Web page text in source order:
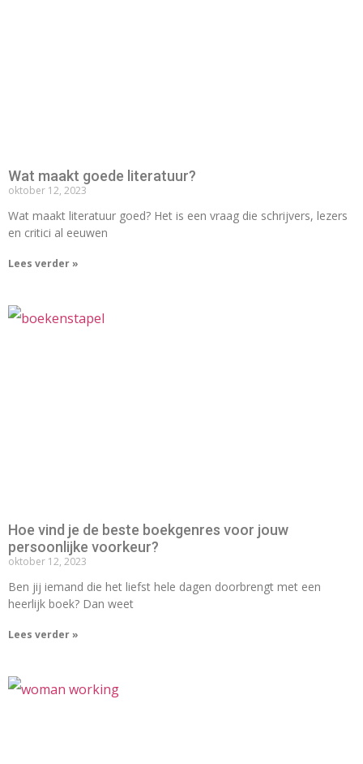
Wat maakt goede literatuur?
oktober 12, 2023
Wat maakt literatuur goed? Het is een vraag die schrijvers, lezers
en critici al eeuwen
Lees verder »
Hoe vind je de beste boekgenres voor jouw
persoonlijke voorkeur?
oktober 12, 2023
Ben jij iemand die het liefst hele dagen doorbrengt met een
heerlijk boek? Dan weet
Lees verder »